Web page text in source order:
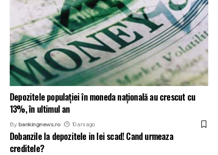
Depozitele populației în moneda națională au crescut cu
13%, în ultimul an
By bankingnews.ro 10 ani ago
Dobanzile la depozitele in lei scad! Cand urmeaza
creditele?